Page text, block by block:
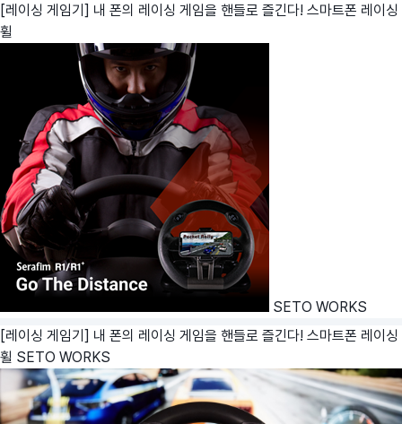
[레이싱 게임기] 내 폰의 레이싱 게임을 핸들로 즐긴다! 스마트폰 레이싱
휠
SETO WORKS
[레이싱 게임기] 내 폰의 레이싱 게임을 핸들로 즐긴다! 스마트폰 레이싱
휠 SETO WORKS